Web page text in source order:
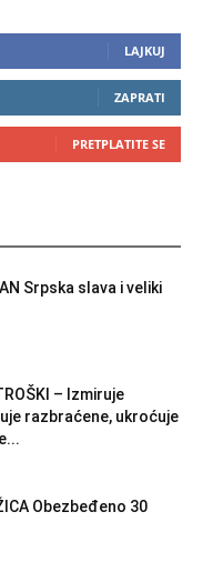
LAJKUJ
ZAPRATI
PRETPLATITE SE
Srpska slava i veliki
– Izmiruje
razbraćene, ukroćuje
Obezbeđeno 30